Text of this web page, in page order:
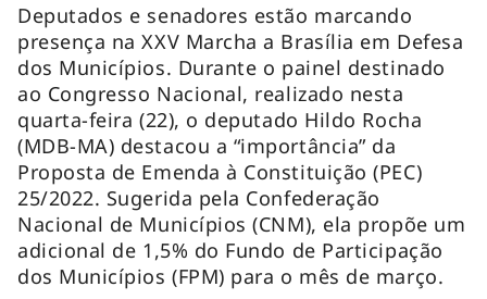
Deputados e senadores estão marcando
presença na XXV Marcha a Brasília em Defesa
dos Municípios. Durante o painel destinado
ao Congresso Nacional, realizado nesta
quarta-feira (22), o deputado Hildo Rocha
(MDB-MA) destacou a “importância” da
Proposta de Emenda à Constituição (PEC)
25/2022. Sugerida pela Confederação
Nacional de Municípios (CNM), ela propõe um
adicional de 1,5% do Fundo de Participação
dos Municípios (FPM) para o mês de março.